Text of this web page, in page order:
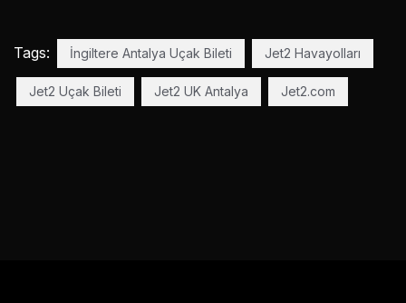
Tags: İngiltere Antalya Uçak Bileti Jet2 Havayolları
Jet2 Uçak Bileti Jet2 UK Antalya Jet2.com